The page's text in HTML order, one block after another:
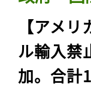
【アメ
ル輸入禁
加。合計